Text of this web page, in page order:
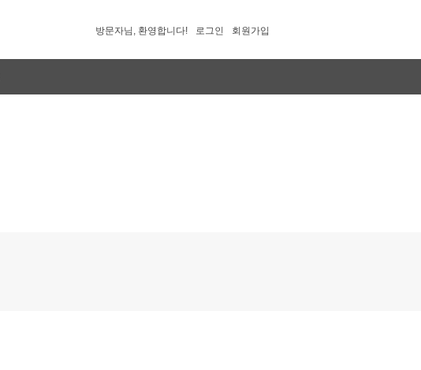
방문자님, 환영합니다! 로그인 회원가입